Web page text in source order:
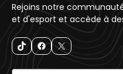
Rejoins notre
et d'esport et accède à